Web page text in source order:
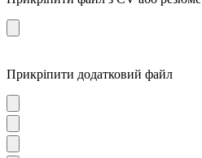
Прикріпити додатковий файл